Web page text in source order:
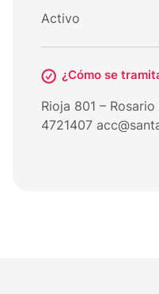
Activo
¿Cómo se
Rioja 801 –
4721407